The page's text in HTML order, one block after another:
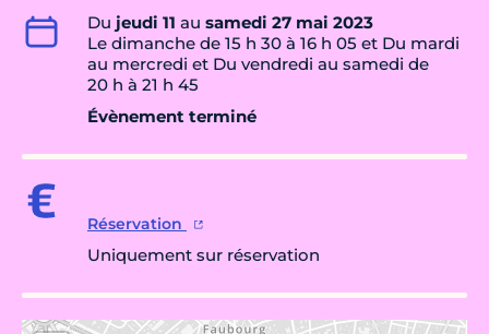
Du jeudi 11 au samedi 27 mai 2023
Le dimanche de 15 h 30 à 16 h 05 et Du mardi
au mercredi et Du vendredi au samedi de
20 h à 21 h 45
Évènement terminé
Réservation
Uniquement sur réservation